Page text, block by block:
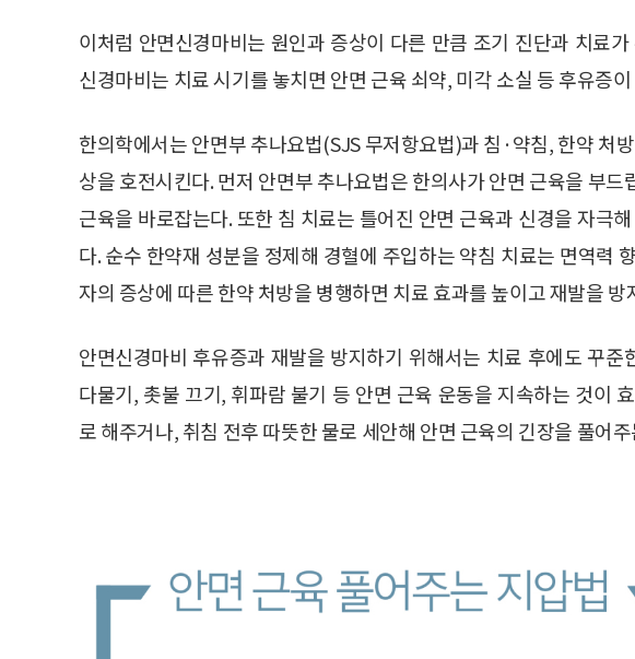
이처럼 안면신경마비는 원인과 증상이 다른 만큼 조기 진단과 치료
신경마비는 치료 시기를 놓치면 안면 근육 쇠약, 미각 소실 등 후유증
한의학에서는 안면부 추나요법(SJS 무저항요법)과 침·약침, 한약 처
상을 호전시킨다. 먼저 안면부 추나요법은 한의사가 안면 근육을 부
근육을 바로잡는다. 또한 침 치료는 틀어진 안면 근육과 신경을 자극
다. 순수 한약재 성분을 정제해 경혈에 주입하는 약침 치료는 면역력
자의 증상에 따른 한약 처방을 병행하면 치료 효과를 높이고 재발을 방
안면신경마비 후유증과 재발을 방지하기 위해서는 치료 후에도 꾸준
다물기, 촛불 끄기, 휘파람 불기 등 안면 근육 운동을 지속하는 것이
로 해주거나, 취침 전후 따뜻한 물로 세안해 안면 근육의 긴장을 풀어